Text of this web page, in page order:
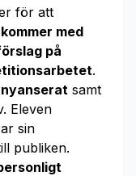
för att
med
på
.
samt
Eleven
sin
publiken.